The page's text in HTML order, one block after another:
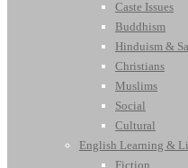
Caste Issues
Buddhism
Hinduism &
Christians
Muslims
Social
Cultural
English Learning &
Fiction